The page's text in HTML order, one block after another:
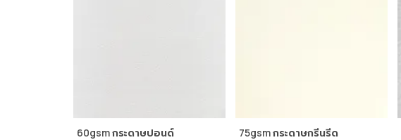
60gsm กระดาษปอนด์ 75gsm กระดาษกรีนรีด